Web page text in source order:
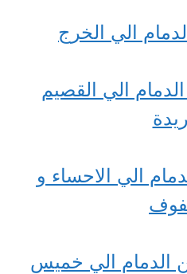
الي الخرج
الي القصيم
الي الاحساء و
الي خميس